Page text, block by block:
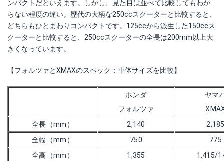
ンパクトだといえます。しかし、見た目は並べて比較してもわか
らない程度の違い。歴代の大柄な250ccスクーターと比較すると、
どちらもひとまわりコンパクトです。125ccから派生した150ccス
クーターと比較すると、250ccスクーターの全長は200mm以上大
きくなっています。
【フォルツァとXMAXのスペック：車体サイズを比較】
ホンダ
フォルツァ
ヤマ
全長（mm）
2,140
全幅（mm）
750
775
全高（mm）
1,355 1,415/